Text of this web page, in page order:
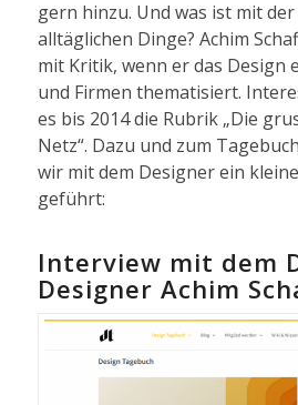
gern hinzu. Und was ist mit
alltäglichen Dinge? Achim
mit Kritik, wenn er das Design
und Firmen thematisiert.
es bis 2014 die Rubrik „Die
Netz“. Dazu und zum
wir mit dem Designer ein
geführt:
Interview mit dem
Designer Achim